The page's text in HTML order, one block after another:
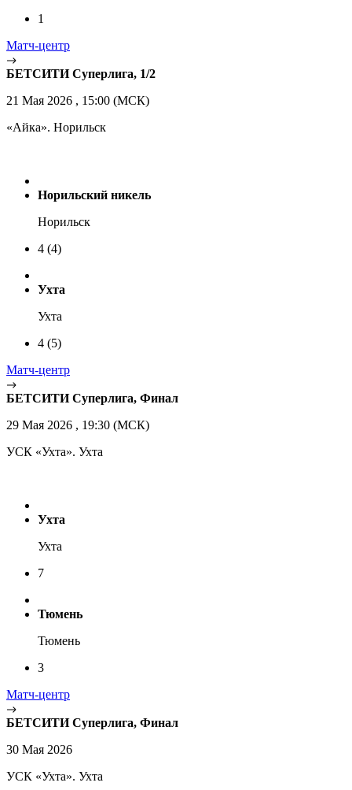
1
Матч-центр
БЕТСИТИ Суперлига, 1/2
21 Мая 2026 , 15:00 (МСК)
«Айка». Норильск
Норильский никель
Норильск
4 (4)
Ухта
Ухта
4 (5)
Матч-центр
БЕТСИТИ Суперлига, Финал
29 Мая 2026 , 19:30 (МСК)
УСК «Ухта». Ухта
Ухта
Ухта
7
Тюмень
Тюмень
3
Матч-центр
БЕТСИТИ Суперлига, Финал
30 Мая 2026
УСК «Ухта». Ухта